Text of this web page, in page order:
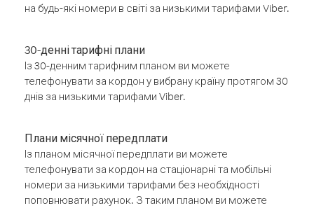
на будь-які номери в світі за низькими тарифами Viber.
30-денні тарифні плани
Із 30-денним тарифним планом ви можете
телефонувати за кордон у вибрану країну протягом 30
днів за низькими тарифами Viber.
Плани місячної передплати
Із планом місячної передплати ви можете
телефонувати за кордон на стаціонарні та мобільні
номери за низькими тарифами без необхідності
поповнювати рахунок. З таким планом ви можете